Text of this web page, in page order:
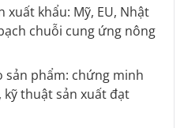
khẩu: Mỹ, EU, Nhật
chuỗi cung ứng nông
sản phẩm: chứng minh
thuật sản xuất đạt